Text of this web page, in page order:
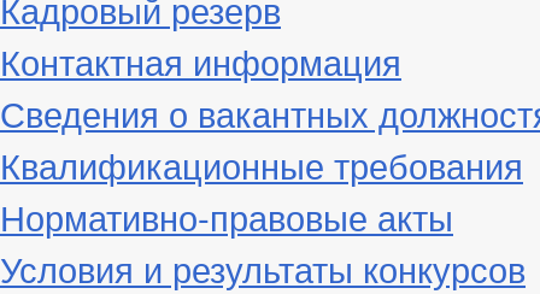
Контактная информация
Сведения о вакантных
Квалификационные требования
Нормативно-правовые акты
Условия и результаты конкурсов